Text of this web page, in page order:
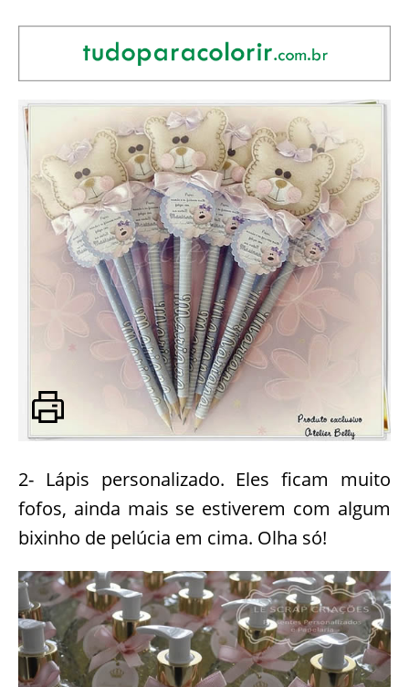
2- Lápis personalizado. Eles ficam muito
fofos, ainda mais se estiverem com algum
bixinho de pelúcia em cima. Olha só!